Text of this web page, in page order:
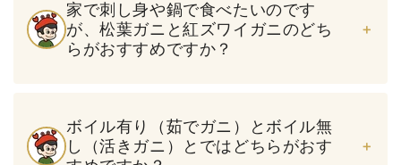
家で刺し身や鍋で食べたいのです
が、松葉ガニと紅ズワイガニのどち
らがおすすめですか？
ボイル有り（茹でガニ）とボイル無
し（活きガニ）とではどちらがおす